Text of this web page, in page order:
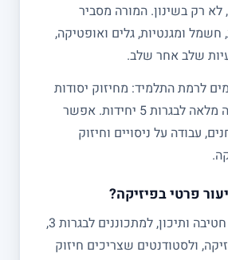
לא רק בשינון. המורה מסביר
ומגנטיות, גלים ואופטיקה,
שלב אחר שלב.
לרמת התלמיד: מחיזוק יסודות
בחטיבה ועד הכנה מלאה לבגרות 5 יחידות. אפשר
עבודה על ניסויים וחיזוק
פרטי בפיזיקה?
מתאים לתלמידי חטיבה ותיכון, למתכוננים לבגרות 3,
ולסטודנטים שצריכים חיזוק